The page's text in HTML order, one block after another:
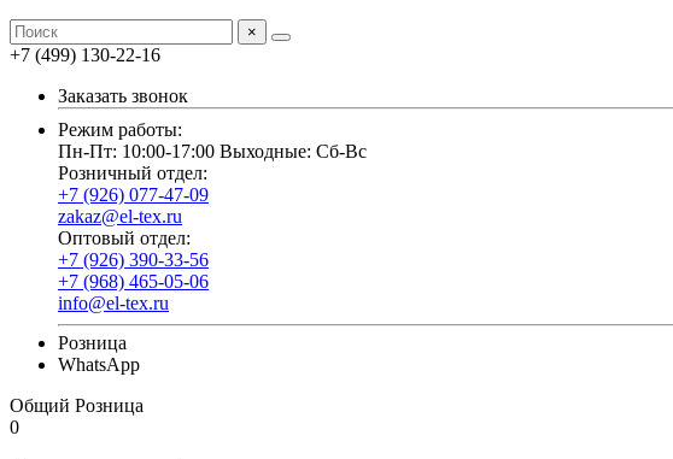
×
+7 (499) 130-22-16
Заказать звонок
Режим работы:
Пн-Пт: 10:00-17:00 Выходные: Сб-Вс
Розничный отдел:
+7 (926) 077-47-09
zakaz@el-tex.ru
Оптовый отдел:
+7 (926) 390-33-56
+7 (968) 465-05-06
info@el-tex.ru
Розница
WhatsApp
Общий Розница
0